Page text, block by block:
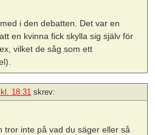
i den debatten. Det var en
en kvinna fick skylla sig själv för
vilket de såg som ett
18:31 skrev:
tror inte på vad du säger eller så